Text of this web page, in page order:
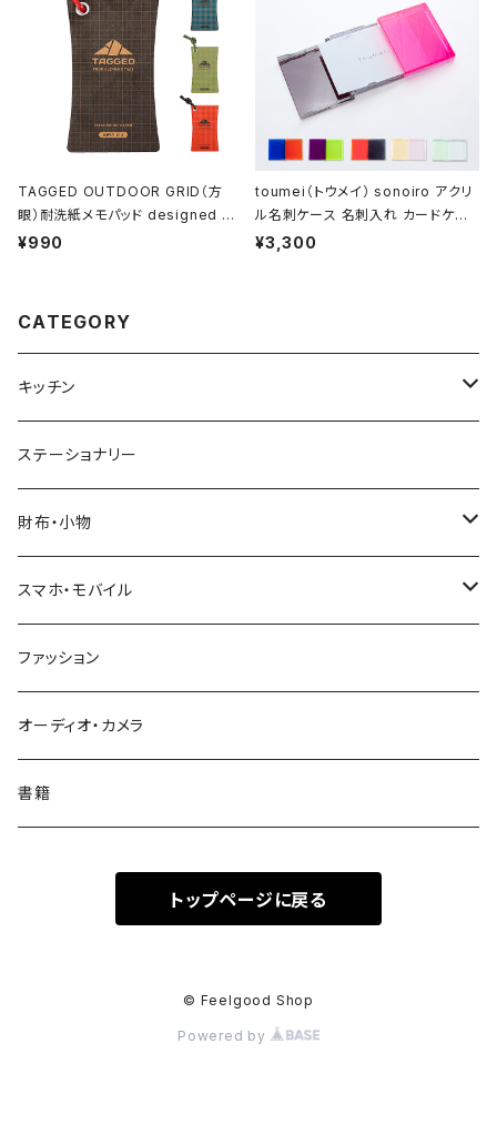
TAGGED OUTDOOR GRID（方
眼）耐洗紙メモパッド designed by
ハイモジモジ
¥990
toumei（トウメイ） sonoiro アクリ
ル名刺ケース 名刺入れ カードケー
ス
¥3,300
CATEGORY
キッチン
ウエノスケシタノスケ
ビジョングラス
ステーショナリー
財布・小物
HEMING'S/WEEKEND(ER)
コンビニエンスウォレット
トウメイ
スマホ・モバイル
seashoreinc
MYNUS
AAUXX iRing
Maison Kitsune
ファッション
オーディオ・カメラ
書籍
トップページに戻る
© Feelgood Shop
Powered by